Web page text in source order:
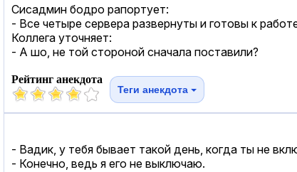
Сисадмин бодро рапортует:
- Все четыре сервера развернуты и готовы к
Коллега уточняет:
- А шо, не той стороной сначала поставили?
Рейтинг анекдота
Теги анекдота
- Вадик, у тебя бывает такой день, когда ты не
- Конечно, ведь я его не выключаю.